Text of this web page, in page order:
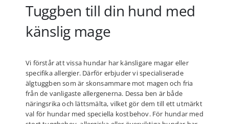
Tuggben till din hund med
känslig mage
Vi förstår att vissa hundar har känsligare magar eller
specifika allergier. Därför erbjuder vi specialiserade
älgtuggben som är skonsammare mot magen och fria
från de vanligaste allergenerna. Dessa ben är både
näringsrika och lättsmälta, vilket gör dem till ett utmärkt
val för hundar med speciella kostbehov. För hundar med